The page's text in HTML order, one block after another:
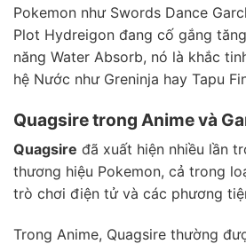
Pokemon như Swords Dance
Plot Hydreigon đang cố gắng
năng Water Absorb, nó là khắc
hệ Nước như Greninja hay Tapu
Quagsire trong Anime và
Quagsire đã xuất hiện nhiều lần
thương hiệu Pokemon, cả trong
trò chơi điện tử và các phương
Trong Anime, Quagsire thường